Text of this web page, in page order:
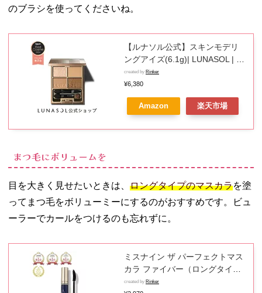
る方法
の上に
− まぶたの
むくみをと
08. 目が小さい人
もメイクでデカ
のブラシを使ってくださいね。
【ルナソル公式】スキンモデリ
ングアイズ(6.1g)| LUNASOL | ア
イシャドウ 定番 ブラウン 4色パ
レット スキモデ プレゼント ギフ
ト クリスマス 誕生日 お祝い デ
パコス アイシャドー カネボウ
created by Rinker
¥6,380
Amazon 楽天市場
まつ毛にボリュームを
目を大きく見せたいときは、 ロングタイプのマスカラを塗
ってまつ毛をボリューミーにするのがおすすめです。ビュ
ーラーでカールをつけるのも忘れずに。
ミスナイン ザ パーフェクトマス
カラ ファイバー（ロングタイ
プ）（美容液マスカラ）【メー
created by Rinker